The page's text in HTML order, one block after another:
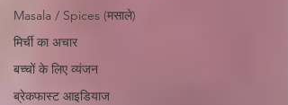
Masala / Spices (मसाले)
मिर्ची का अचार
बच्चों के लिए व्यंजन
ब्रेकफास्ट आइडियाज